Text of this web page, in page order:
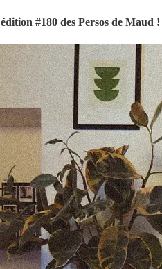
édition #180 des Persos de Maud !